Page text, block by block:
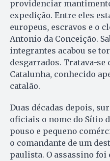
providenciar
expedição. Entre eles
europeus, escravos e o
Antonio da Conceição.
integrantes acabou se
desgarrados. Tratava-se
Catalunha, conhecido
catalão.
Duas décadas depois,
oficiais o nome do Sítio
pouso e pequeno
o comandante de um
paulista. O assassino